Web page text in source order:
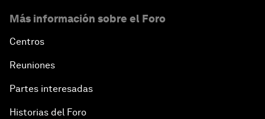
Más información sobre el Foro
Centros
Reuniones
Partes interesadas
Historias del Foro